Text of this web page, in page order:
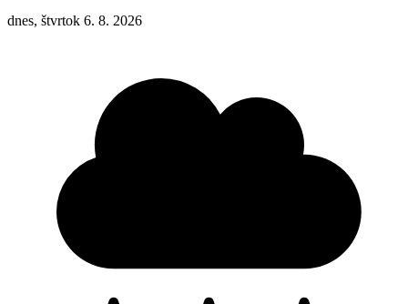
dnes, štvrtok 6. 8. 2026